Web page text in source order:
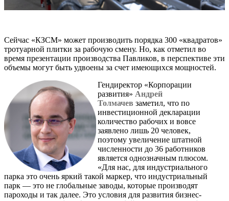
Сейчас «КЗСМ» может производить порядка 300 «квадратов»
тротуарной плитки за рабочую смену. Но, как отметил во
время презентации производства Павликов, в перспективе эти
объемы могут быть удвоены за счет имеющихся мощностей.
Гендиректор «Корпорации
развития» Андрей
Толмачев заметил, что по
инвестиционной декларации
количество рабочих и вовсе
заявлено лишь 20 человек,
поэтому увеличение штатной
численности до 36 работников
является однозначным плюсом.
«Для нас, для индустриального
парка это очень яркий такой маркер, что индустриальный
парк — это не глобальные заводы, которые производят
пароходы и так далее. Это условия для развития бизнес-